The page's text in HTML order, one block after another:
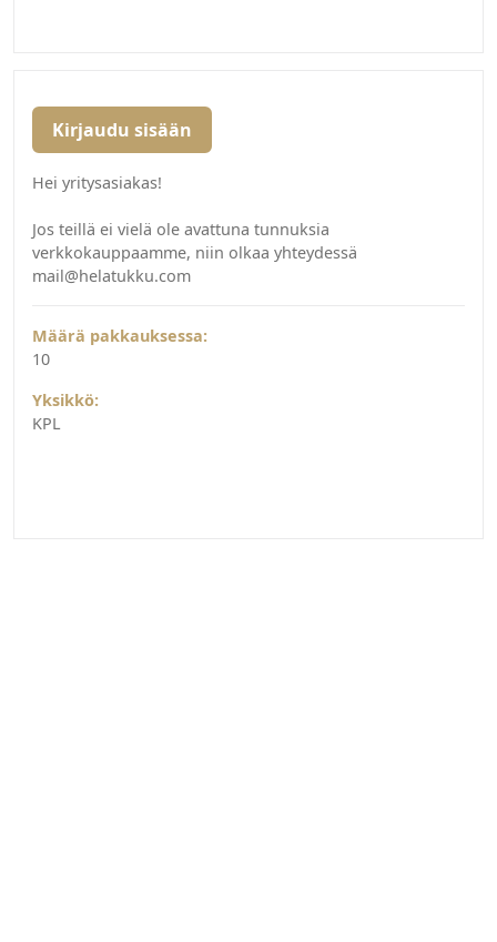
Kirjaudu sisään
Hei yritysasiakas!
Jos teillä ei vielä ole avattuna tunnuksia
verkkokauppaamme, niin olkaa yhteydessä
mail@helatukku.com
Määrä pakkauksessa:
10
Yksikkö:
KPL